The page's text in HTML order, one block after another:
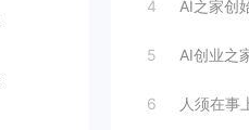
4 AI之家创始
5 AI创业之家
6 人须在事上磨